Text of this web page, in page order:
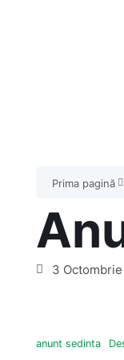
Prima pagină
3
anunt sedinta